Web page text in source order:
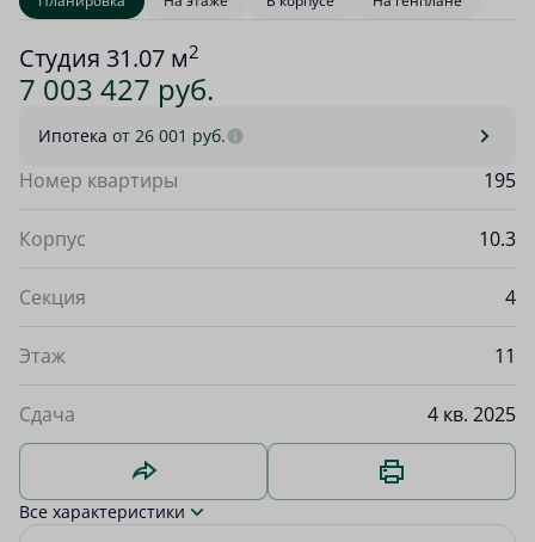
Студия 31.07 м2
7 003 427 руб.
Ипотека от 26 001 руб.
Номер квартиры 195
Корпус 10.3
Секция 4
Этаж 11
Сдача 4 кв. 2025
Все характеристики